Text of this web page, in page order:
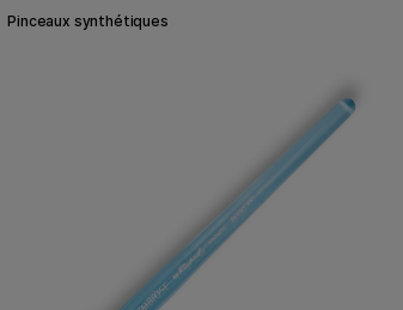
Pinceaux synthétiques